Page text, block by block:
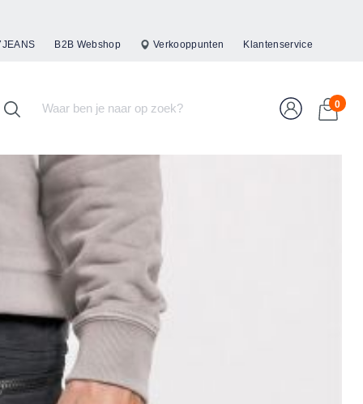
B2B Webshop Verkooppunten Klantenservice
0